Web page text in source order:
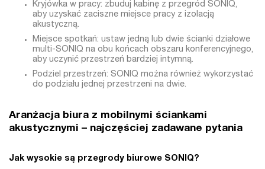
Kryjówka w pracy: zbuduj kabinę z przegród SONIQ,
aby uzyskać zaciszne miejsce pracy z izolacją
akustyczną.
Miejsce spotkań: ustaw jedną lub dwie ścianki działowe
multi-SONIQ na obu końcach obszaru konferencyjnego,
aby uczynić przestrzeń bardziej intymną.
Podziel przestrzeń: SONIQ można również wykorzystać
do podziału jednej przestrzeni na dwie.
Aranżacja biura z mobilnymi ściankami
akustycznymi – najczęściej zadawane pytania
Jak wysokie są przegrody biurowe SONIQ?